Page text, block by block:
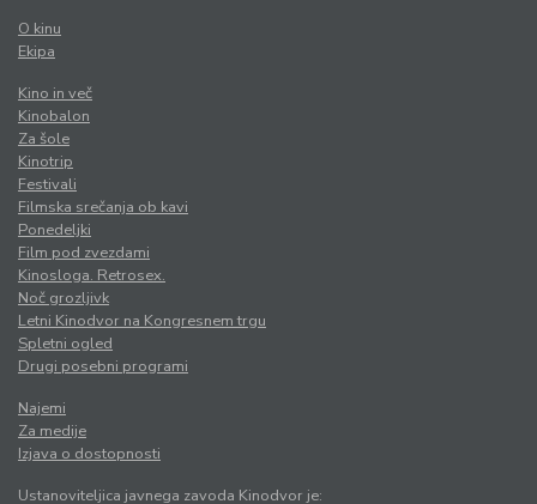
O kinu
Ekipa
Kino in več
Kinobalon
Za šole
Kinotrip
Festivali
Filmska srečanja ob kavi
Ponedeljki
Film pod zvezdami
Kinosloga. Retrosex.
Noč grozljivk
Letni Kinodvor na Kongresnem trgu
Spletni ogled
Drugi posebni programi
Najemi
Za medije
Izjava o dostopnosti
Ustanoviteljica javnega zavoda Kinodvor je: